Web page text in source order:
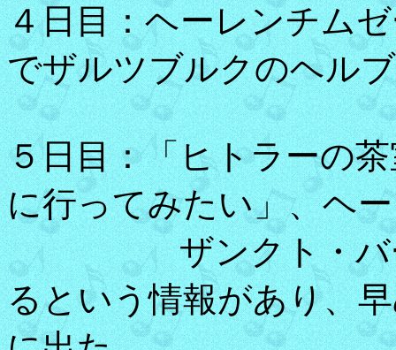
４日目：ヘーレンチム
でザルツブルクのヘル
５日目：「ヒトラーの
に行ってみたい」、ヘ
ザンクト・バート
るという情報があり、